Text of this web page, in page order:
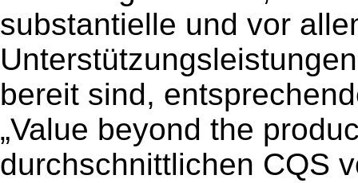
substantielle und vor
bereit sind,
„Value beyond the
durchschnittlichen CQS